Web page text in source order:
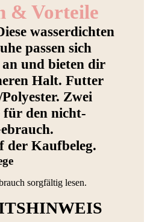
& Vorteile
wasserdichten
passen sich
und bieten dir
Halt. Futter
Zwei
für den nicht-
der Kaufbeleg.
sorgfältig lesen.